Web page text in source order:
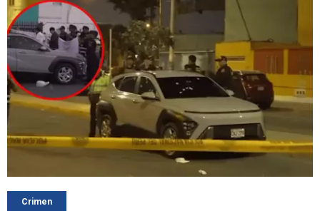
Crimen